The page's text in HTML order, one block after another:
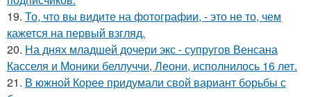
19. То, что вы видите на фотографии, - это не то, чем
кажется на первый взгляд.
20. На днях младшей дочери экс - супругов Венсана
Касселя и Моники беллуччи, Леони, исполнилось 16 лет.
21. В южной Корее придумали свой вариант борьбы с